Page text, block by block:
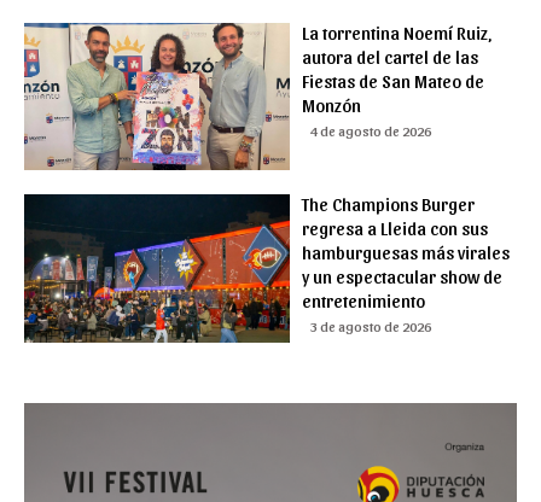
La torrentina Noemí Ruiz,
autora del cartel de las
Fiestas de San Mateo de
Monzón
4 de agosto de 2026
The Champions Burger
regresa a Lleida con sus
hamburguesas más virales
y un espectacular show de
entretenimiento
3 de agosto de 2026